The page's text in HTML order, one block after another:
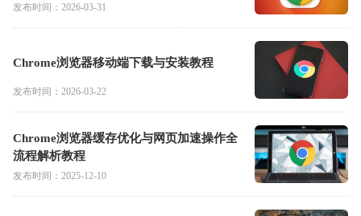
发布时间：2026-03-31
Chrome浏览器移动端下载与安装教程
发布时间：2026-03-22
Chrome浏览器缓存优化与网页加速操作全
流程解析教程
发布时间：2025-12-10